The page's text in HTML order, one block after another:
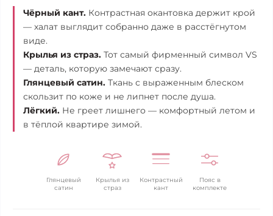
Чёрный кант. Контрастная окантовка держит крой
— халат выглядит собранно даже в расстёгнутом
виде.
Крылья из страз. Тот самый фирменный символ VS
— деталь, которую замечают сразу.
Глянцевый сатин. Ткань с выраженным блеском
скользит по коже и не липнет после душа.
Лёгкий. Не греет лишнего — комфортный летом и
в тёплой квартире зимой.
Глянцевый
сатин
Крылья из
страз
Контрастный
кант
Пояс в
комплекте